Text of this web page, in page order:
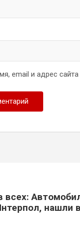
email и адрес
всех:
нашли